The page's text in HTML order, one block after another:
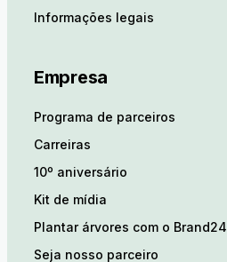
Informações legais
Empresa
Programa de parceiros
Carreiras
10º aniversário
Kit de mídia
Plantar árvores com o Brand24
Seja nosso parceiro